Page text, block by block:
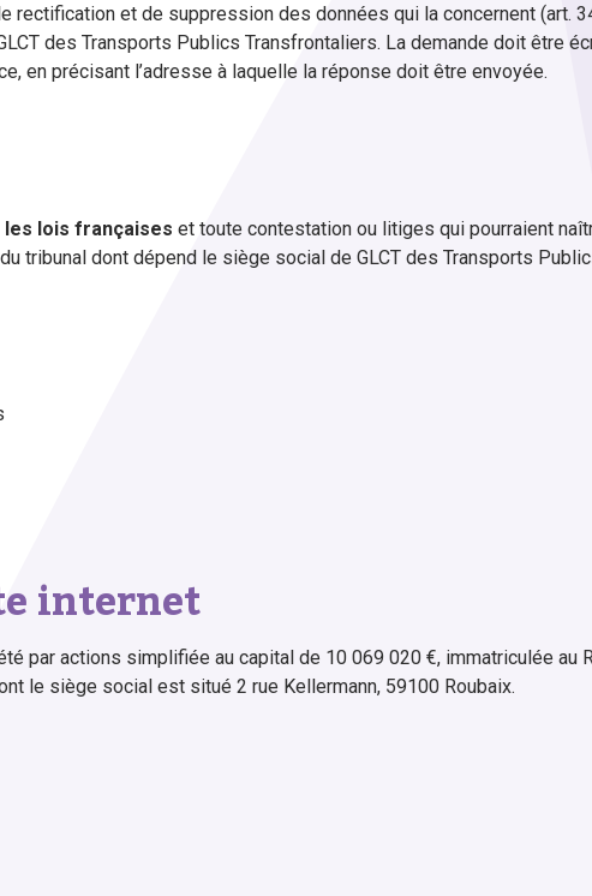
rectification et de suppression des données qui la concernent (art.
des Transports Publics Transfrontaliers. La demande doit être
en précisant l’adresse à laquelle la réponse doit être envoyée.
lois françaises et toute contestation ou litiges qui pourraient
tribunal dont dépend le siège social de GLCT des Transports
internet
par actions simplifiée au capital de 10 069 020 €, immatriculée
le siège social est situé 2 rue Kellermann, 59100 Roubaix.